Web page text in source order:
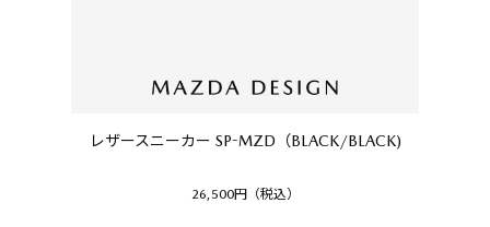
レザースニーカー SP-MZD（BLACK/BLACK)
26,500円（税込）